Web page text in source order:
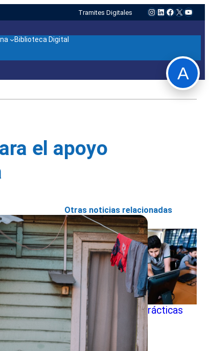
Tramites Digitales Instagram
LinkedIn
Facebook
X
Biblioteca Digital
el apoyo
Otras noticias relacionadas
Lanzamiento «50 prácticas
socioemocionales»
A